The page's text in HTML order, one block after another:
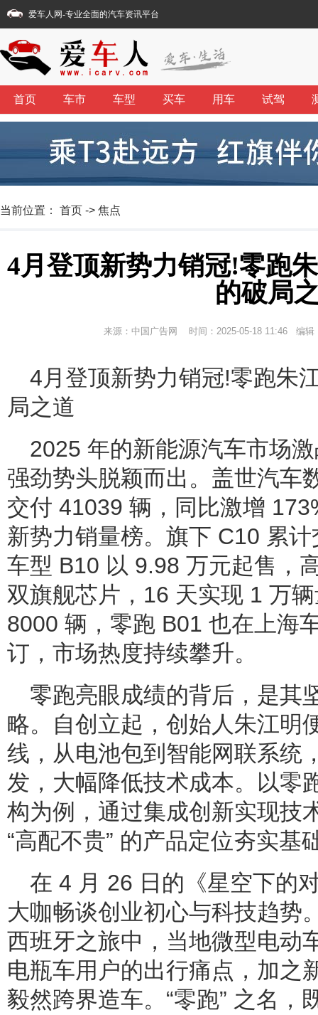
爱车人网-专业全面的汽车资讯平台
首页 车市 车型 买车 用车 试驾
当前位置： 首页 -> 焦点
4月登顶新势力销冠!零跑
的破局
来源：中国广告网 时间：2025-05-18 11:46 编
4月登顶新势力销冠!零跑朱
局之道
2025 年的新能源汽车市场
强劲势头脱颖而出。盖世汽车
交付 41039 辆，同比激增
新势力销量榜。旗下 C10 累
车型 B10 以 9.98 万元起售，
双旗舰芯片，16 天实现 1 万
8000 辆，零跑 B01 也在上海
订，市场热度持续攀升。
零跑亮眼成绩的背后，是其
略。自创立起，创始人朱江明
线，从电池包到智能网联系统
发，大幅降低技术成本。以零
构为例，通过集成创新实现技
“高配不贵” 的产品定位夯实基
在 4 月 26 日的《星空下的
大咖畅谈创业初心与科技趋势
西班牙之旅中，当地微型电动
电瓶车用户的出行痛点，加之
毅然跨界造车。“零跑” 之名，